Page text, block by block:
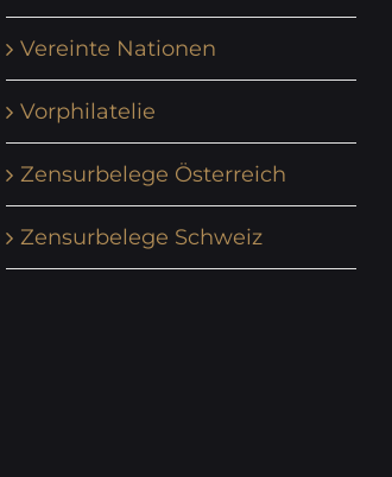
Vereinte Nationen
Vorphilatelie
Zensurbelege Österreich
Zensurbelege Schweiz